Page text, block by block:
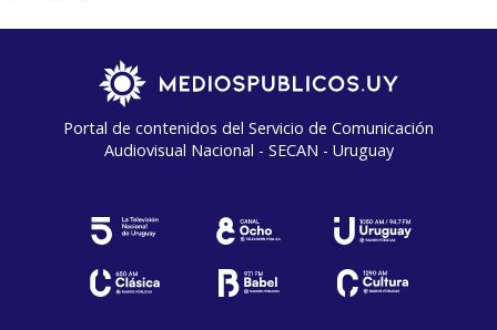
Portal de contenidos del Servicio de Comunicación
Audiovisual Nacional - SECAN - Uruguay